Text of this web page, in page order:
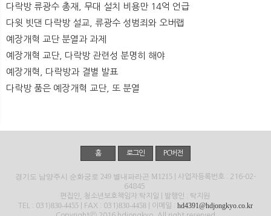
다락방 류광수 총재, 무대 설치 비용만 14억 언급
다윗 빗댄 다락방 설교, 류광수 성범죄와 오버랩
예장개혁 교단 분열과 과제
예장개혁 교단, 다락방 관련성 분명히 해야
예장개혁, 다락방과 결별 발표
다락방 품은 예장개혁 교단, 또 분열
홈 로그인 PC버전
경기도 남양주시 순화궁로 249 별내파라곤 M1215 | 사업자등록번호 : 216-02-
64845
편집인, 청소년보호책임자:탁지일 | 발행인 : 탁지원
TEL : 031)830-4455 | FAX : 031)830-4458 | 이메일 : hd4391@hdjongkyo.co.kr